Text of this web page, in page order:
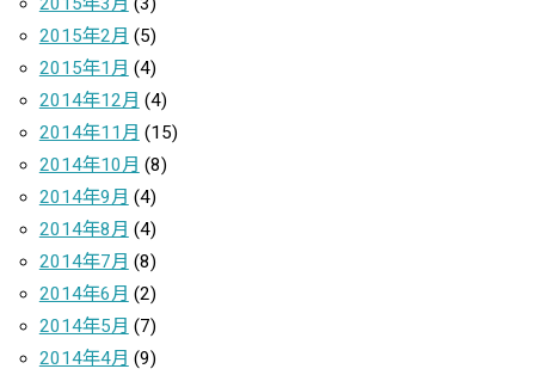
2015年2月 (5)
2015年1月 (4)
2014年12月 (4)
2014年11月 (15)
2014年10月 (8)
2014年9月 (4)
2014年8月 (4)
2014年7月 (8)
2014年6月 (2)
2014年5月 (7)
2014年4月 (9)